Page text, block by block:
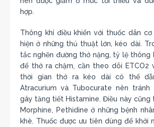
hợp.
Thông khí điều khiển với thuốc dãn
hiện ở những thủ thuật lớn, kéo dài.
tắc nghẽn đường thở nặng, tỷ lệ thông
để thở ra chậm, cần theo dõi ETCO2
thời gian thở ra kéo dài có thể
Atracurium và Tubocurate nên tránh
gây tăng tiết Histamine. Điều này cũng
Morphine, Pethidine ở những bệnh
khè. Thuốc được ưu tiên dùng để khởi